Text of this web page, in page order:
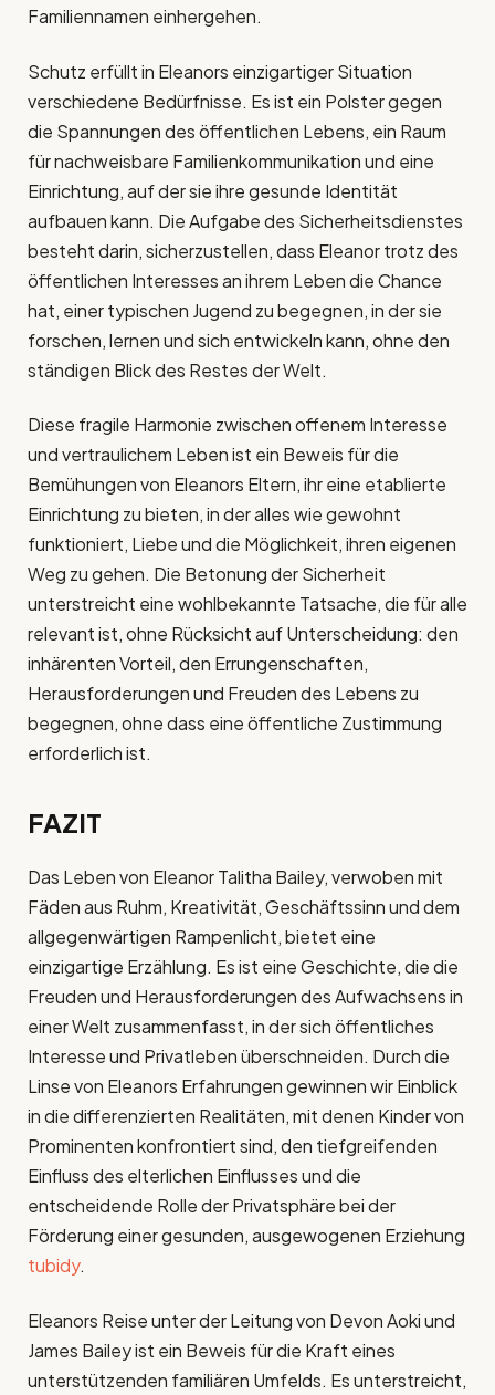
Familiennamen einhergehen.
Schutz erfüllt in Eleanors einzigartiger Situation
verschiedene Bedürfnisse. Es ist ein Polster gegen
die Spannungen des öffentlichen Lebens, ein Raum
für nachweisbare Familienkommunikation und eine
Einrichtung, auf der sie ihre gesunde Identität
aufbauen kann. Die Aufgabe des Sicherheitsdienstes
besteht darin, sicherzustellen, dass Eleanor trotz des
öffentlichen Interesses an ihrem Leben die Chance
hat, einer typischen Jugend zu begegnen, in der sie
forschen, lernen und sich entwickeln kann, ohne den
ständigen Blick des Restes der Welt.
Diese fragile Harmonie zwischen offenem Interesse
und vertraulichem Leben ist ein Beweis für die
Bemühungen von Eleanors Eltern, ihr eine etablierte
Einrichtung zu bieten, in der alles wie gewohnt
funktioniert, Liebe und die Möglichkeit, ihren eigenen
Weg zu gehen. Die Betonung der Sicherheit
unterstreicht eine wohlbekannte Tatsache, die für alle
relevant ist, ohne Rücksicht auf Unterscheidung: den
inhärenten Vorteil, den Errungenschaften,
Herausforderungen und Freuden des Lebens zu
begegnen, ohne dass eine öffentliche Zustimmung
erforderlich ist.
FAZIT
Das Leben von Eleanor Talitha Bailey, verwoben mit
Fäden aus Ruhm, Kreativität, Geschäftssinn und dem
allgegenwärtigen Rampenlicht, bietet eine
einzigartige Erzählung. Es ist eine Geschichte, die die
Freuden und Herausforderungen des Aufwachsens in
einer Welt zusammenfasst, in der sich öffentliches
Interesse und Privatleben überschneiden. Durch die
Linse von Eleanors Erfahrungen gewinnen wir Einblick
in die differenzierten Realitäten, mit denen Kinder von
Prominenten konfrontiert sind, den tiefgreifenden
Einfluss des elterlichen Einflusses und die
entscheidende Rolle der Privatsphäre bei der
Förderung einer gesunden, ausgewogenen Erziehung
tubidy.
Eleanors Reise unter der Leitung von Devon Aoki und
James Bailey ist ein Beweis für die Kraft eines
unterstützenden familiären Umfelds. Es unterstreicht,